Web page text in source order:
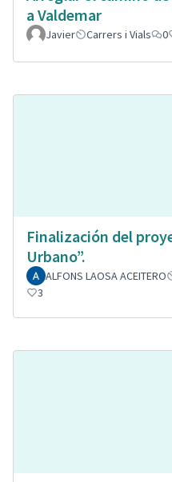
a Valdemar
Javier Carrers i Vials 0
Finalización del
Urbano”.
ALFONS LAOSA ACEITERO
3